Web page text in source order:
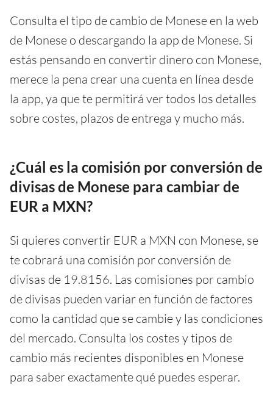
Consulta el tipo de cambio de Monese en la web
de Monese o descargando la app de Monese. Si
estás pensando en convertir dinero con Monese,
merece la pena crear una cuenta en línea desde
la app, ya que te permitirá ver todos los detalles
sobre costes, plazos de entrega y mucho más.
¿Cuál es la comisión por conversión de
divisas de Monese para cambiar de
EUR a MXN?
Si quieres convertir EUR a MXN con Monese, se
te cobrará una comisión por conversión de
divisas de 19.8156. Las comisiones por cambio
de divisas pueden variar en función de factores
como la cantidad que se cambie y las condiciones
del mercado. Consulta los costes y tipos de
cambio más recientes disponibles en Monese
para saber exactamente qué puedes esperar.